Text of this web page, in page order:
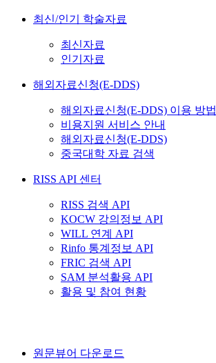
최신/인기 학술자료
최신자료
인기자료
해외자료신청(E-DDS)
해외자료신청(E-DDS) 이용 방법
비용지원 서비스 안내
해외자료신청(E-DDS)
중국대학 자료 검색
RISS API 센터
RISS 검색 API
KOCW 강의정보 API
WILL 연계 API
Rinfo 통계정보 API
FRIC 검색 API
SAM 분석활용 API
활용 및 참여 현황
원문뷰어 다운로드